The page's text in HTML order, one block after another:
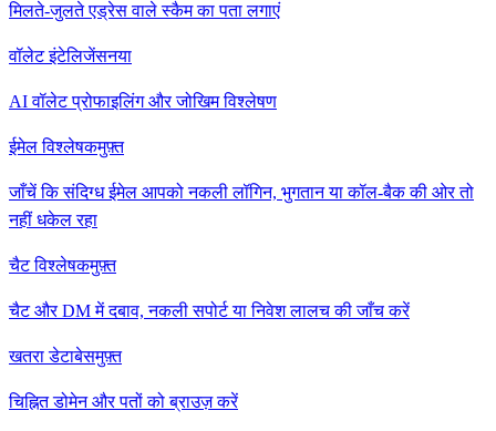
मिलते-जुलते एड्रेस वाले स्कैम का पता लगाएं
वॉलेट इंटेलिजेंसनया
AI वॉलेट प्रोफाइलिंग और जोखिम विश्लेषण
ईमेल विश्लेषकमुफ़्त
जाँचें कि संदिग्ध ईमेल आपको नकली लॉगिन, भुगतान या कॉल-बैक की ओर तो
नहीं धकेल रहा
चैट विश्लेषकमुफ़्त
चैट और DM में दबाव, नकली सपोर्ट या निवेश लालच की जाँच करें
खतरा डेटाबेसमुफ़्त
चिह्नित डोमेन और पतों को ब्राउज़ करें